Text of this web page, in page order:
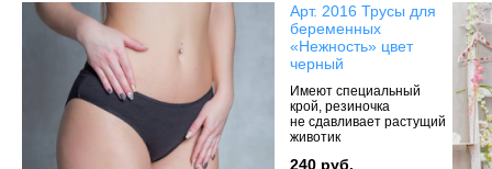
Арт. 2016 Трусы для
беременных
«Нежность» цвет
черный
Имеют специальный
крой, резиночка
не сдавливает растущий
животик
240 руб.